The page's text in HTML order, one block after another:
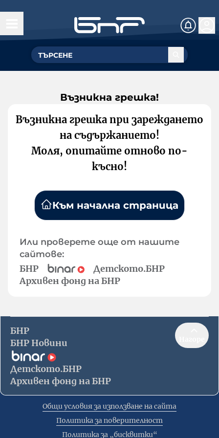
Възникна грешка!
Възникна грешка при зареждането
на съдържанието!
Моля, опитайте отново по-
късно!
Към начална страница
Или проверете още от нашите
сайтове:
БНР
Детското.БНР
Архивен фонд на БНР
БНР
БНР Новини
Детското.БНР
Архивен фонд на БНР
Общи условия за използване на сайта
Политика за поверителност
Политика за „бисквитки“